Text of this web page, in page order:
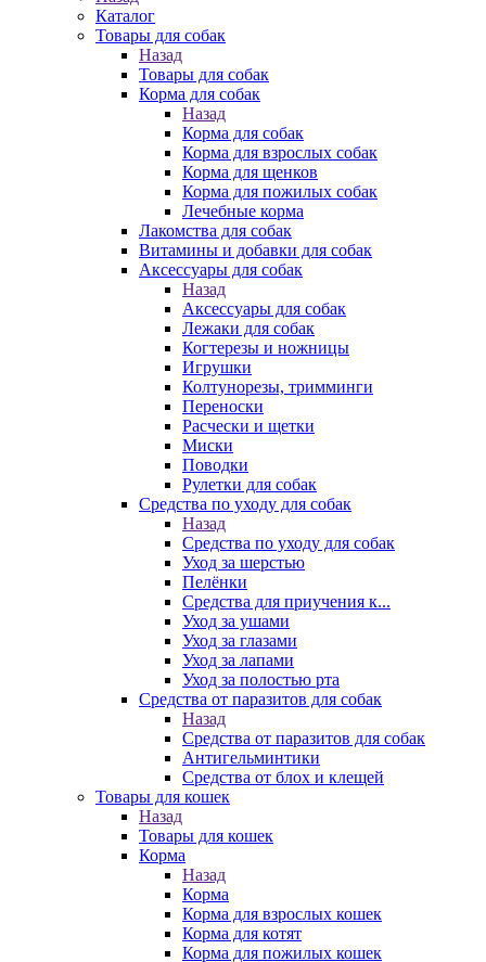
Каталог
Товары для собак
Назад
Товары для собак
Корма для собак
Назад
Корма для собак
Корма для взрослых собак
Корма для щенков
Корма для пожилых собак
Лечебные корма
Лакомства для собак
Витамины и добавки для собак
Аксессуары для собак
Назад
Аксессуары для собак
Лежаки для собак
Когтерезы и ножницы
Игрушки
Колтунорезы, тримминги
Переноски
Расчески и щетки
Миски
Поводки
Рулетки для собак
Средства по уходу для собак
Назад
Средства по уходу для собак
Уход за шерстью
Пелёнки
Средства для приучения к...
Уход за ушами
Уход за глазами
Уход за лапами
Уход за полостью рта
Средства от паразитов для собак
Назад
Средства от паразитов для собак
Антигельминтики
Средства от блох и клещей
Товары для кошек
Назад
Товары для кошек
Корма
Назад
Корма
Корма для взрослых кошек
Корма для котят
Корма для пожилых кошек